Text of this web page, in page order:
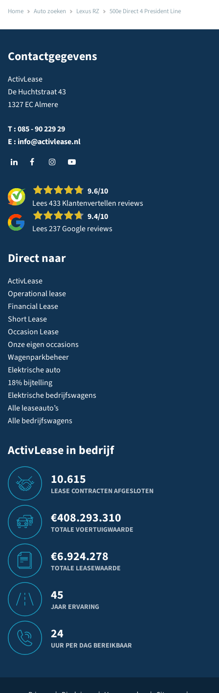
Home Auto zoeken Lexus RZ 500e Direct 4 President Line
Contactgegevens
ActivLease
De Huchtstraat 43
1327 EC Almere
T :085 - 90 229 29
E : info@activlease.nl
9.6/10
Lees 433 Klantenvertellen reviews
9.4/10
Lees 237 Google reviews
Direct naar
ActivLease
Operational lease
Financial Lease
Short Lease
Occasion Lease
Onze eigen occasions
Wagenparkbeheer
Elektrische auto
18% bijtelling
Elektrische bedrijfswagens
Alle leaseauto’s
Alle bedrijfswagens
ActivLease in bedrijf
10.615
LEASE CONTRACTEN AFGESLOTEN
€408.293.310
TOTALE VOERTUIGWAARDE
€6.924.278
TOTALE LEASEWAARDE
45
JAAR ERVARING
24
UUR PER DAG BEREIKBAAR